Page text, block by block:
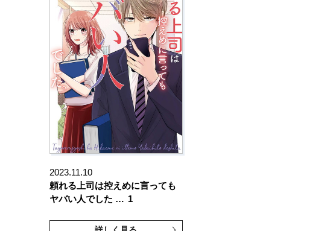
2023.11.10
頼れる上司は控えめに言っても
ヤバい人でした … 1